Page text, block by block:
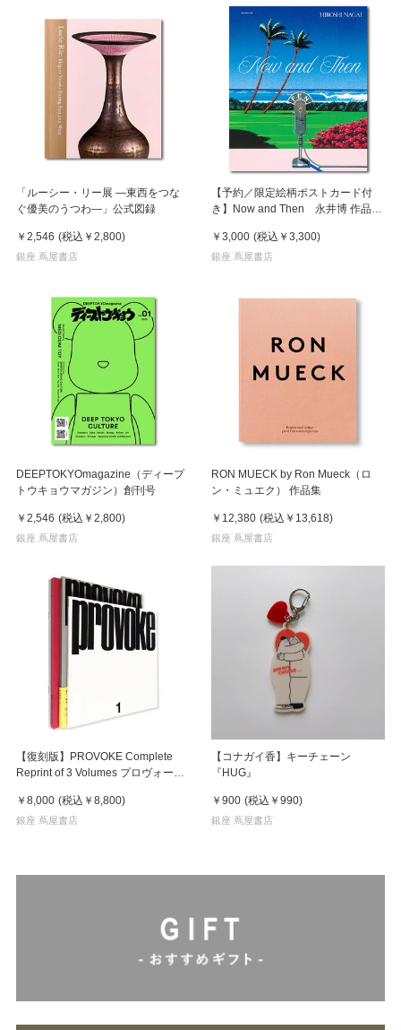
「ルーシー・リー展 ―東西をつな
ぐ優美のうつわ―」公式図録
￥2,546 (税込 ￥2,800)
銀座 蔦屋書店
【予約／限定絵柄ポストカード付
き】Now and Then 永井博 作品
￥3,000 (税込 ￥3,300)
銀座 蔦屋書店
DEEPTOKYOmagazine（ディープ
トウキョウマガジン）創刊号
￥2,546 (税込 ￥2,800)
銀座 蔦屋書店
RON MUECK by Ron Mueck（ロ
ン・ミュエク） 作品集
￥12,380 (税込 ￥13,618)
銀座 蔦屋書店
【復刻版】PROVOKE Complete
Reprint of 3 Volumes プロヴォーク
￥8,000 (税込 ￥8,800)
銀座 蔦屋書店
【コナガイ香】キーチェーン
『HUG』
￥900 (税込 ￥990)
銀座 蔦屋書店